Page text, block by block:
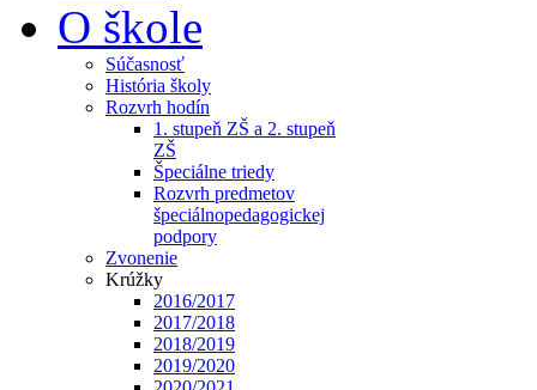
O škole
Súčasnosť
História školy
Rozvrh hodín
1. stupeň ZŠ a 2. stupeň
ZŠ
Špeciálne triedy
Rozvrh predmetov
špeciálnopedagogickej
podpory
Zvonenie
Krúžky
2016/2017
2017/2018
2018/2019
2019/2020